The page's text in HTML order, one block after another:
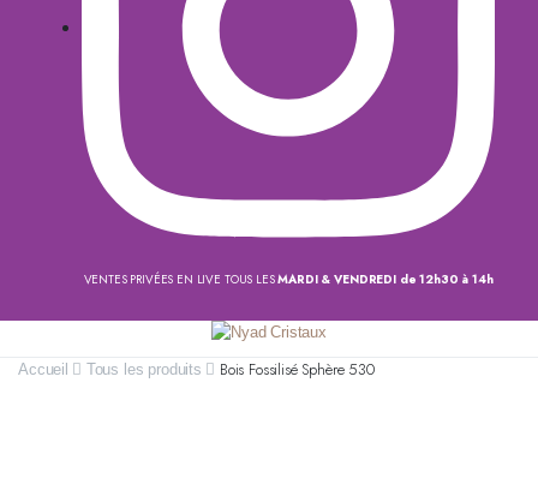
VENTES PRIVÉES EN LIVE TOUS LESMARDI & VENDREDI de 12h30 à 14h
Accueil Tous les produits Bois Fossilisé Sphère 530